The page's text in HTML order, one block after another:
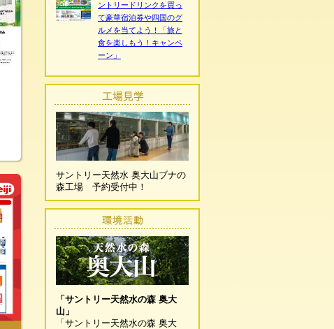
ントリードリンクを買っ
て豪華宿泊券や四国のグ
ルメを当てよう！「旅と
食を楽しもう！キャンペ
ーン」
サントリー天然水 奥大山ブナの
森工場 予約受付中！
「サントリー天然水の森 奥大
山」
「サントリー天然水の森 奥大